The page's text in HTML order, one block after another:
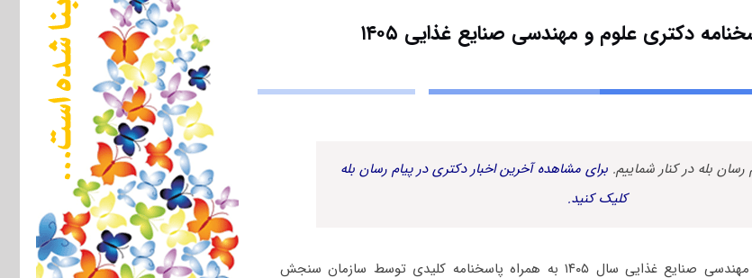
دکتری علوم و مهندسی صنایع غذایی ۱۴۰۵
رسان بله در کنار شماییم. برای مشاهده آخرین اخبار دکتری در پیام رسان بله
کلیک کنید.
سوالات آزمون دکتری علوم و مهندسی صنایع غذایی سال ۱۴۰۵ به همراه پاسخنامه کلیدی توسط سازمان سنجش